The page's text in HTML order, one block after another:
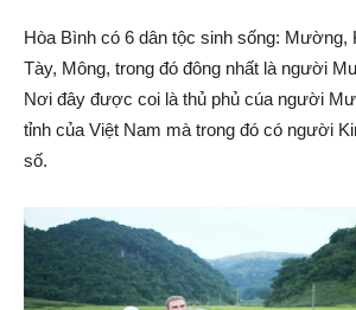
Hòa Bình có 6 dân tộc sinh sống: Mường,
Tày, Mông, trong đó đông nhất là người
Nơi đây được coi là thủ phủ cúa người
tỉnh của Việt Nam mà trong đó có người
số.